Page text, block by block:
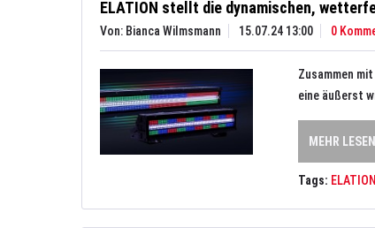
ELATION stellt die dynamischen,
Von: Bianca Wilmsmann 15.07.24 13:00 0
Zusammen
eine äußerst
MEHR LESEN
Tags: ELATION